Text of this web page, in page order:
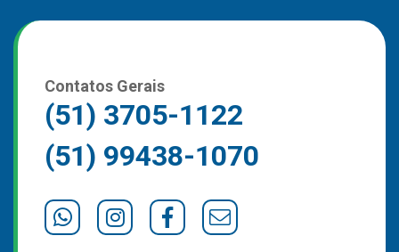
Contatos Gerais
(51) 3705-1122
(51) 99438-1070